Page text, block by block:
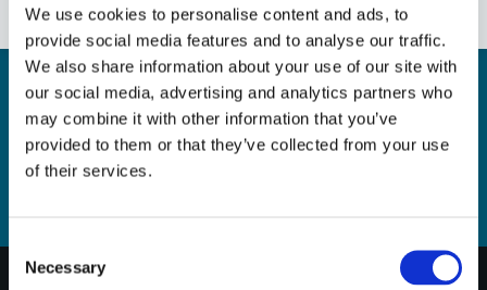
We use cookies to personalise content and ads, to
provide social media features and to analyse our traffic.
We also share information about your use of our site with
our social media, advertising and analytics partners who
may combine it with other information that you’ve
provided to them or that they’ve collected from your use
of their services.
Consent
Selection
Necessary
NYHETSBREV
PRENUMERERA
Dina personuppgifter behandlas i enlighet med vår